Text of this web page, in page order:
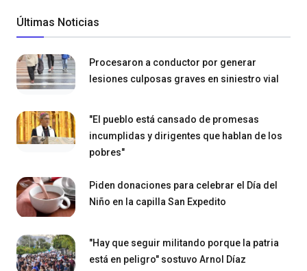
Últimas Noticias
Procesaron a conductor por generar
lesiones culposas graves en siniestro vial
"El pueblo está cansado de promesas
incumplidas y dirigentes que hablan de los
pobres"
Piden donaciones para celebrar el Día del
Niño en la capilla San Expedito
"Hay que seguir militando porque la patria
está en peligro" sostuvo Arnol Díaz